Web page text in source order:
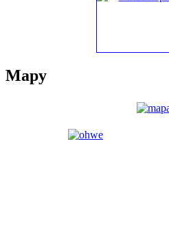
Mapy